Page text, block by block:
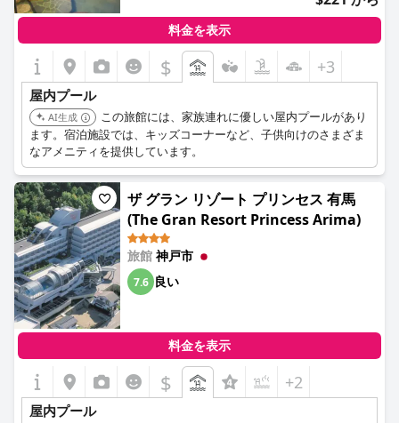
料金を表示
$ +3
屋内プール
AI生成
この旅館には、家族連れに優しい屋内プールがあり
ます。宿泊施設では、キッズコーナーなど、子供向けのさまざま
なアメニティを提供しています。
ザ グラン リゾート プリンセス 有馬
(The Gran Resort Princess Arima)
旅館 神戸市
7.6 良い
料金を表示
$ +2
屋内プール